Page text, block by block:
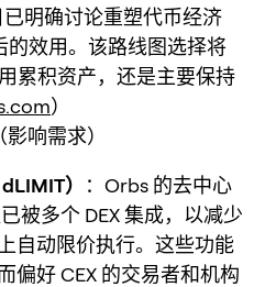
明确讨论重塑代币经济
的效用。该路线图选择将
累积资产，还是主要保持
）
响需求）
）
：Orbs 的去中心
被多个 DEX 集成，以减少
自动限价执行。这些功能
偏好 CEX 的交易者和机构